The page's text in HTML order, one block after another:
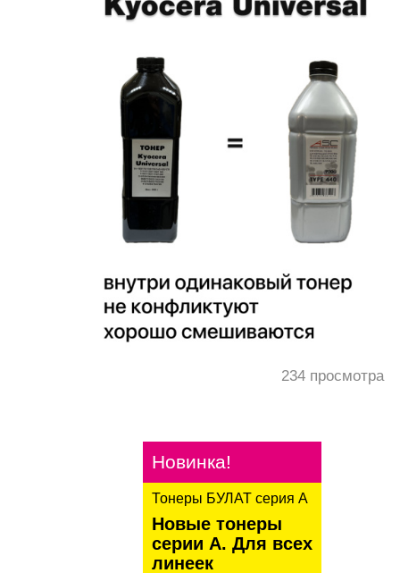
234 просмотра
Новинка!
Тонеры БУЛАТ серия А
Новые тонеры
серии А. Для всех
линеек